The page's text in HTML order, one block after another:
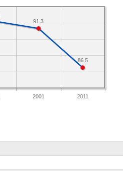
2001 2011
86.5
91.3